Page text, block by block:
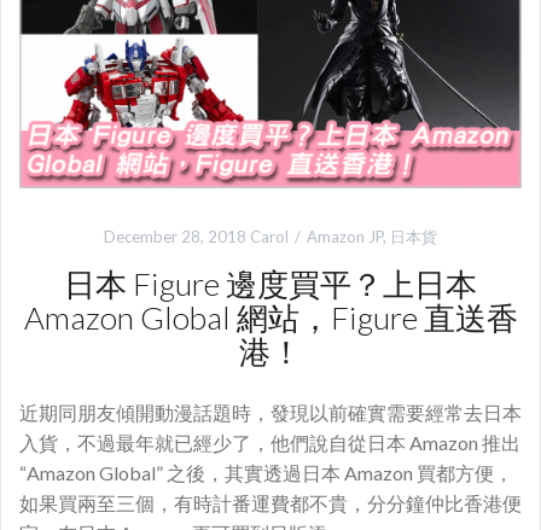
December 28, 2018 Carol Amazon JP, 日本貨
日本 Figure 邊度買平？上日本
Amazon Global 網站，Figure 直送香
港！
近期同朋友傾開動漫話題時，發現以前確實需要經常去日本
入貨，不過最年就已經少了，他們說自從日本 Amazon 推出
“Amazon Global” 之後，其實透過日本 Amazon 買都方便，
如果買兩至三個，有時計番運費都不貴，分分鐘仲比香港便